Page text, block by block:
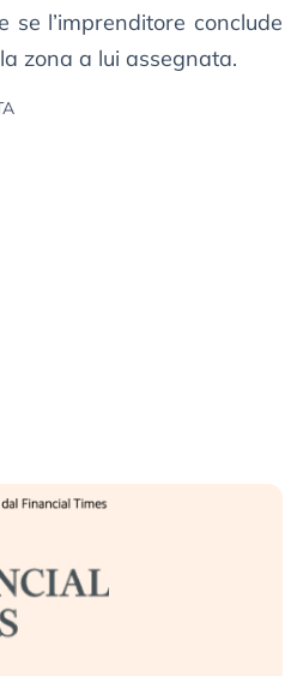
l’imprenditore conclude
zona a lui assegnata.